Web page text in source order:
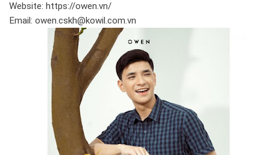
Website: https://owen.vn/
Email: owen.cskh@kowil.com.vn